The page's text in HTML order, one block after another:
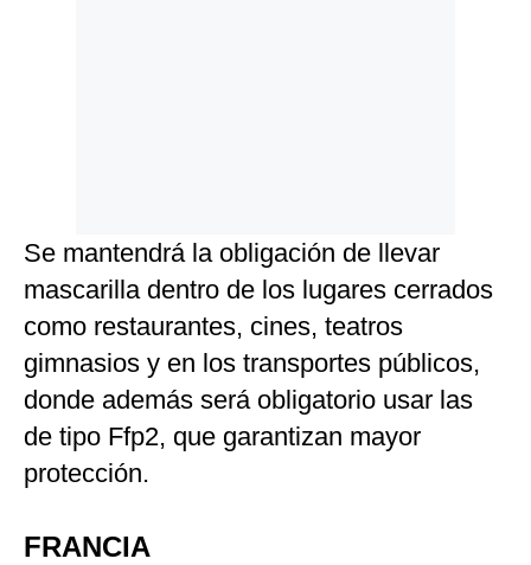
Se mantendrá la obligación de llevar
mascarilla dentro de los lugares cerrados
como restaurantes, cines, teatros
gimnasios y en los transportes públicos,
donde además será obligatorio usar las
de tipo Ffp2, que garantizan mayor
protección.
FRANCIA